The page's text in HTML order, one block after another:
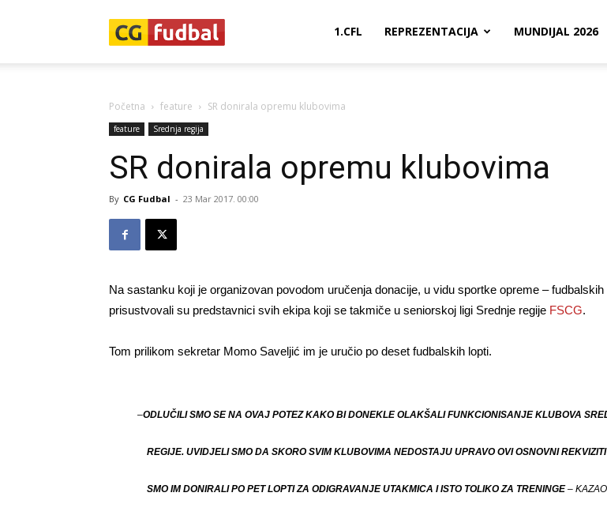
1.CFL REPREZENTACIJA MUNDIJAL 2026
Početna feature SR donirala opremu klubovima
feature Srednja regija
SR donirala opremu klubovima
By CG Fudbal - 23 Mar 2017. 00:00
Na sastanku koji je organizovan povodom uručenja donacije, u vidu sportke opreme – fudbalskih
prisustvovali su predstavnici svih ekipa koji se takmiče u seniorskoj ligi Srednje regije FSCG.
Tom prilikom sekretar Momo Saveljić im je uručio po deset fudbalskih lopti.
–ODLUČILI SMO SE NA OVAJ POTEZ KAKO BI DONEKLE OLAKŠALI FUNKCIONISANJE KLUBOVA
REGIJE. UVIDJELI SMO DA SKORO SVIM KLUBOVIMA NEDOSTAJU UPRAVO OVI OSNOVNI REKVIZITI
SMO IM DONIRALI PO PET LOPTI ZA ODIGRAVANJE UTAKMICA I ISTO TOLIKO ZA TRENINGE–